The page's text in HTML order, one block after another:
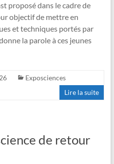
proposé dans le cadre de
objectif de mettre en
et techniques portés par
la parole à ces jeunes
Exposciences
Lire la suite
de retour